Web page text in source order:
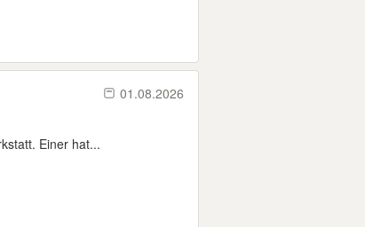
01.08.2026
Einer hat...